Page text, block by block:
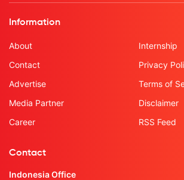
Information
About
Contact
Advertise
Media Partner
Career
Internship
Privacy
Terms of
Disclaimer
RSS Feed
Contact
Indonesia Office